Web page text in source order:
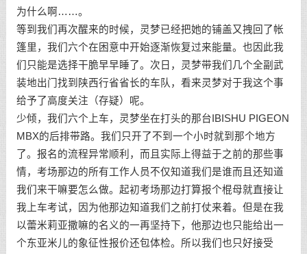
为什么啊……。
等到我们再次醒来的时候，灵梦已经把她的铺盖又拽回了帐
篷里，我们六个在困意中开始逐渐恢复过来能量。也因此我
们只能是选择干脆早早睡了。次日，灵梦带我们几个全副武
装地出门找到陕西行省省长的车队，看来灵梦对于我这个事
给予了高度关注（存疑）呢。
少倾，我们六个上车，灵梦坐在打头的那台IBISHU PIGEON
MBX的后排带路。我们只开了不到一个小时就到那个地方
了。报名的流程异常顺利，而且实际上得益于之前的那些事
情，考场那边的所有工作人员不仅知道我们是谁而且还知道
我们来干嘛要怎么做。起初考场那边打算报个棍母就直接让
我上车考试，因为他那边知道我们之前打仗来着。但是在我
以蕾米莉亚撒嘛的名义的一再坚持下，他那边也只能给出一
个东亚米儿的象征性报价还包体检。所以我们也只好接受